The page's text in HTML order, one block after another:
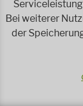
Bei weiterer
der